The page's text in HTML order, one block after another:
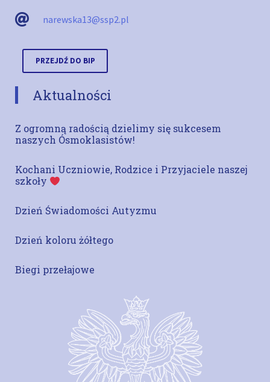
narewska13@ssp2.pl
PRZEJDŹ DO BIP
Aktualności
Z ogromną radością dzielimy się sukcesem
naszych Ósmoklasistów!
Kochani Uczniowie, Rodzice i Przyjaciele naszej
szkoły
Dzień Świadomości Autyzmu
Dzień koloru żółtego
Biegi przełajowe